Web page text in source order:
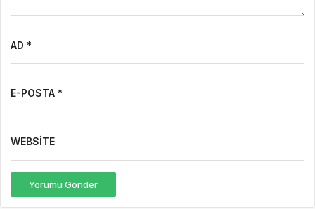
AD *
E-POSTA *
WEBSITE
Yorumu Gönder